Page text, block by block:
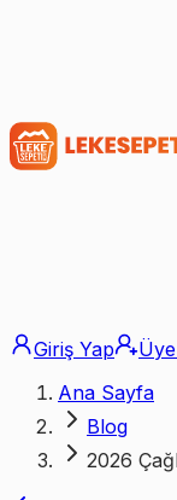
Giriş Yap
Ana Sayfa
Blog
2026